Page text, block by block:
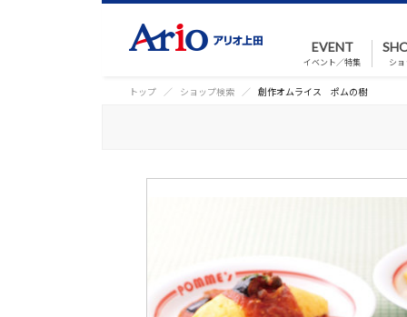
EVENT
イベント／特集 シ
トップ ショップ検索 創作オムライス ポムの樹